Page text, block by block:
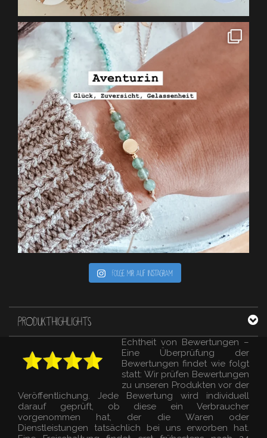
Folge mir auf Instagram
PRODUKTHIGHLIGHTS
Echtheit von Bewertungen –
Eine Überprüfung der
Bewertungen findet wie folgt
statt: Wir prüfen Bewertungen
zu unseren Produkten vor der
Veröffentlichung. Jede Bewertung wird individuell
darauf geprüft, ob diese ein Verbraucher
vorgenommen hat, der die Waren oder
Dienstleistungen tatsächlich bei uns erworben hat.